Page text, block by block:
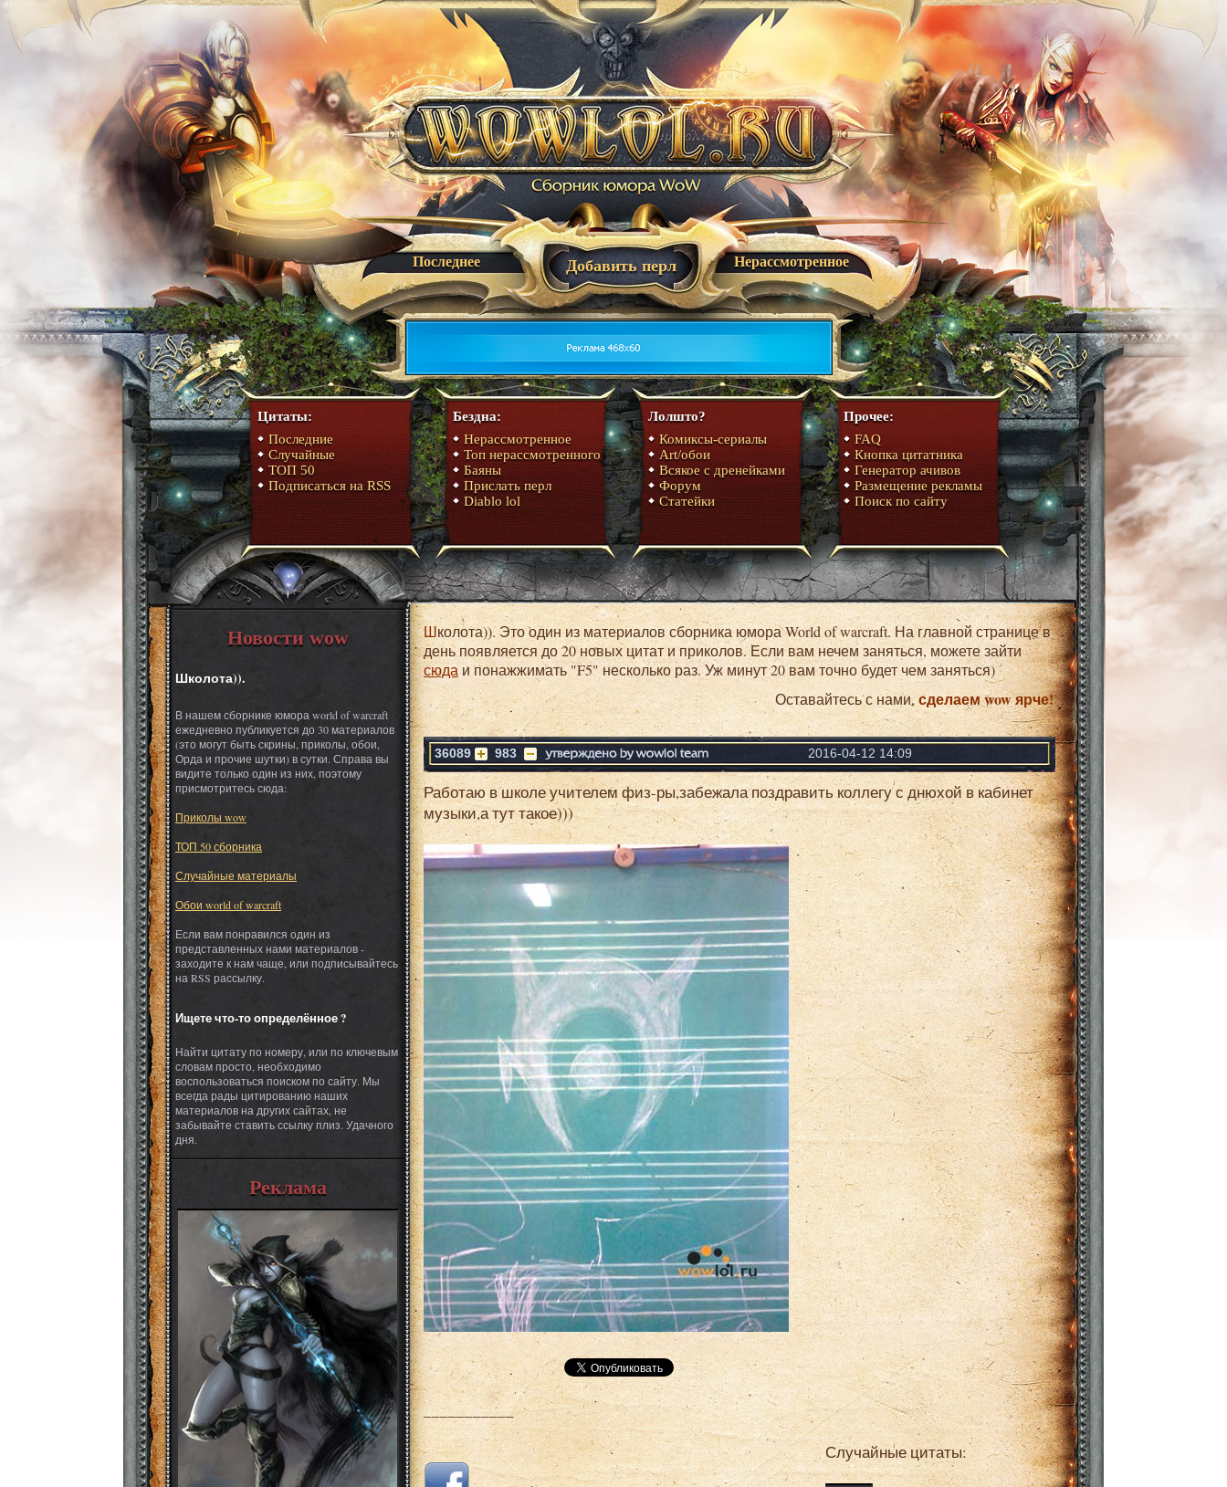
Последнее Нерассмотренное
Добавить перл
Цитаты:
Последние
Случайные
ТОП 50
Подписаться на RSS
Бездна:
Нерассмотренное
Топ нерассмотренного
Баяны
Прислать перл
Diablo lol
Лолшто?
Комиксы-сериалы
Art/обои
Всякое с дренейками
Форум
Статейки
Прочее:
FAQ
Кнопка цитатника
Генератор ачивов
Размещение рекламы
Поиск по сайту
Новости wow
Школота)).
В нашем сборнике юмора world of warcraft
ежедневно публикуется до 30 материалов
(это могут быть скрины, приколы, обои,
Орда и прочие шутки) в сутки. Справа вы
видите только один из них, поэтому
присмотритесь сюда:
Приколы wow
ТОП 50 сборника
Случайные материалы
Обои world of warcraft
Если вам понравился один из
представленных нами материалов -
заходите к нам чаще, или подписывайтесь
на RSS рассылку.
Ищете что-то определённое ?
Найти цитату по номеру, или по ключевым
словам просто, необходимо
воспользоваться поиском по сайту. Мы
всегда рады цитированию наших
материалов на других сайтах, не
забывайте ставить ссылку плиз. Удачного
дня.
Реклама
Школота)). Это один из материалов сборника юмора World of warcraft. На главной странице в
день появляется до 20 новых цитат и приколов. Если вам нечем заняться, можете зайти
сюдаи понажжимать "F5" несколько раз. Уж минут 20 вам точно будет чем заняться)
Оставайтесь с нами, сделаем wow ярче!
36089 983 2016-04-12 14:09
Работаю в школе учителем физ-ры,забежала поздравить коллегу с днюхой в кабинет
музыки,а тут такое)))
___________
Случайные цитаты: